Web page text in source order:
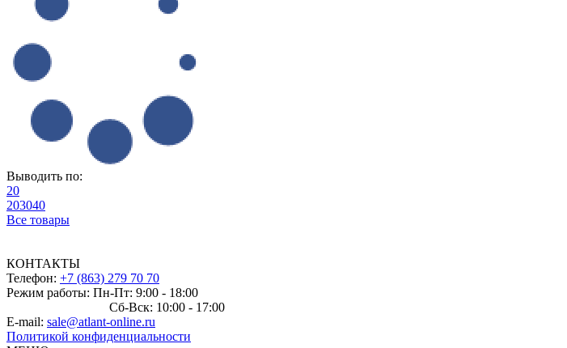
Выводить по:
20
203040
Все товары
КОНТАКТЫ
Телефон: +7 (863) 279 70 70
Режим работы: Пн-Пт: 9:00 - 18:00
Сб-Вск: 10:00 - 17:00
E-mail: sale@atlant-online.ru
Политикой конфиденциальности